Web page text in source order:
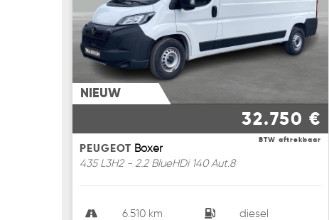
NIEUW
32.750 €
BTW aftrekbaar
PEUGEOT Boxer
435 L3H2 - 2.2 BlueHDi 140 Aut.8
6.510 km diesel